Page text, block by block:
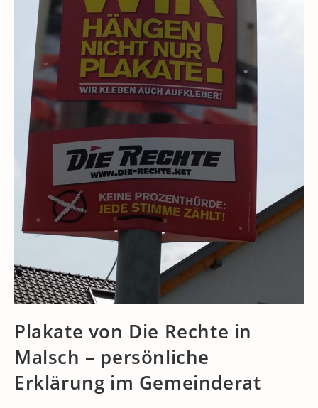
Plakate von Die Rechte in
Malsch – persönliche
Erklärung im Gemeinderat